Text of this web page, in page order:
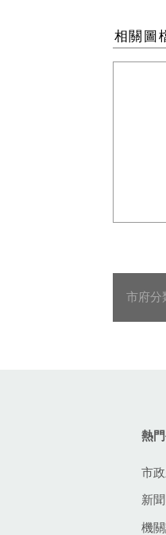
相關圖
3
市府分
熱
市
新
機